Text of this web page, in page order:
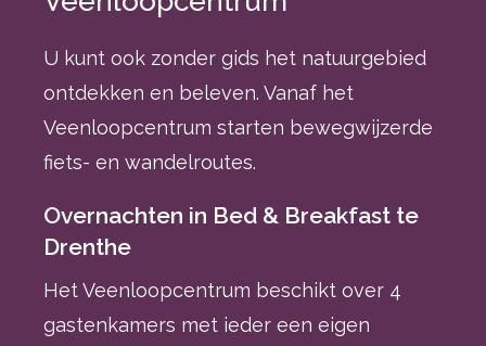
U kunt ook zonder gids het natuurgebied
ontdekken en beleven. Vanaf het
Veenloopcentrum starten bewegwijzerde
fiets- en wandelroutes.
Overnachten in Bed & Breakfast te
Drenthe
Het Veenloopcentrum beschikt over 4
gastenkamers met ieder een eigen